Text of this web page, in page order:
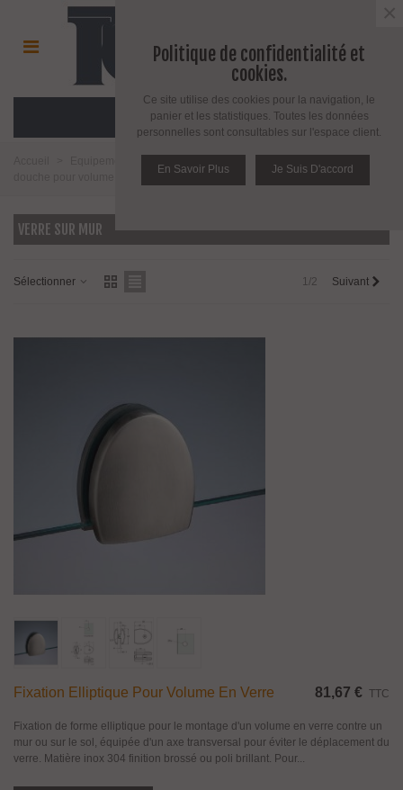
MENU
VERRE SUR MUR
Sélectionner 1/2 Suivant
Fixation Elliptique Pour Volume En Verre 81,67 € TTC
Fixation de forme elliptique pour le montage d'un volume en verre contre un
mur ou sur le sol, équipée d'un axe transversal pour éviter le déplacement du
verre. Matière inox 304 finition brossé ou poli brillant. Pour...
Politique de confidentialité et
cookies.
Ce site utilise des cookies pour la navigation, le
panier et les statistiques. Toutes les données
personnelles sont consultables sur l'espace client.
En Savoir Plus Je Suis D'accord